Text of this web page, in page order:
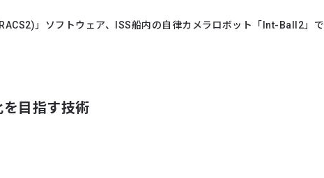
」ソフトウェア、ISS船内の自律カメラロボット「Int-Ball2」
目指す技術